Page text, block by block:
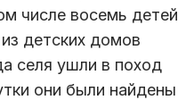
числе восемь детей
детских домов
селя ушли в поход
они были найдены